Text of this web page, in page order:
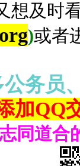
想及时
)或者
公务员
加QQ
同道合